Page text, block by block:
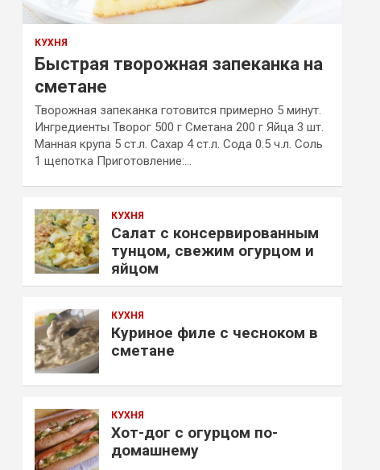
КУХНЯ
Быстрая творожная запеканка на
сметане
Творожная запеканка готовится примерно 5 минут.
Ингредиенты Творог 500 г Сметана 200 г Яйца 3 шт.
Манная крупа 5 ст.л. Сахар 4 ст.л. Сода 0.5 ч.л. Соль
1 щепотка Приготовление:…
КУХНЯ
Салат с консервированным
тунцом, свежим огурцом и
яйцом
КУХНЯ
Куриное филе с чесноком в
сметане
КУХНЯ
Хот-дог с огурцом по-
домашнему